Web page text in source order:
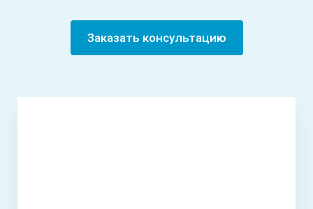
Заказать консультацию